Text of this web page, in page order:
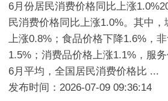
6月份居民消费价格同比上涨
民消费价格同比上涨1.0%。其中
上涨0.8%；食品价格下降1.6%，
1.5%；消费品价格上涨1.1%，服
6月平均，全国居民消费价格比 ...
发布时间：2026-07-09 09:36:14